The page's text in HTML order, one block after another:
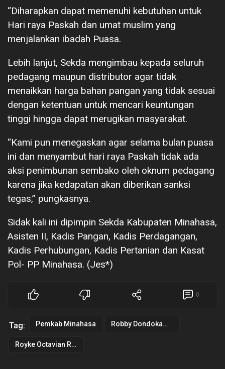
“Diharapkan dapat memenuhi kebutuhan untuk
Hari raya Paskah dan umat muslim yang
menjalankan ibadah Puasa.
Lebih lanjut, Sekda mengimbau kepada seluruh
pedagang maupun distributor agar tidak
menaikkan harga bahan pangan yang tidak sesuai
dengan ketentuan untuk mencari keuntungan
tinggi hingga dapat merugikan masyarakat.
“Kami pun menegaskan agar selama bulan puasa
ini dan menyambut hari raya Paskah tidak ada
aksi penimbunan sembako oleh oknum pedagang
karena jika kedapatan akan diberikan sanksi
tegas,” pungkasnya.
Sidak kali ini dipimpin Sekda Kabupaten Minahasa,
Asisten II, Kadis Pangan, Kadis Perdagangan,
Kadis Perhubungan, Kadis Pertanian dan Kasat
Pol- PP Minahasa. (Jes*)
0
Tag: Pemkab Minahasa Robby Dondokambey
Royke Octavian Roring